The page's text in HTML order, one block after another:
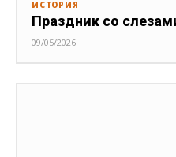
ИСТОРИЯ
Праздник со
09/05/2026